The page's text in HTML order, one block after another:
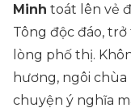
Minh toát lên vẻ
Tông độc đáo,
lòng phố thị.
hương, ngôi
chuyện ý nghĩa